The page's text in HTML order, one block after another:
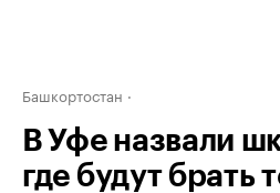
Башкортостан
В Уфе назвали
где будут брать